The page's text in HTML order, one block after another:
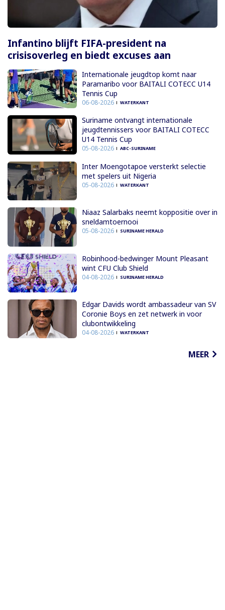
Infantino blijft FIFA-president na
crisisoverleg en biedt excuses aan
Internationale jeugdtop komt naar
Paramaribo voor BAITALI COTECC U14
Tennis Cup
06-08-2026 WATERKANT
Suriname ontvangt internationale
jeugdtennissers voor BAITALI COTECC
U14 Tennis Cup
05-08-2026 ABC-SURINAME
Inter Moengotapoe versterkt selectie
met spelers uit Nigeria
05-08-2026 WATERKANT
Niaaz Salarbaks neemt koppositie over in
sneldamtoernooi
05-08-2026 SURINAME HERALD
Robinhood-bedwinger Mount Pleasant
wint CFU Club Shield
04-08-2026 SURINAME HERALD
Edgar Davids wordt ambassadeur van SV
Coronie Boys en zet netwerk in voor
clubontwikkeling
04-08-2026 WATERKANT
MEER